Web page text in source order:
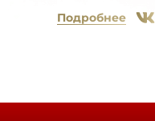
Подробнее